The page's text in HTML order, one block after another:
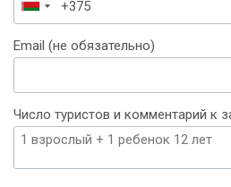
Беларусь
+375
Email (не обязательно)
Число туристов и комментарий к